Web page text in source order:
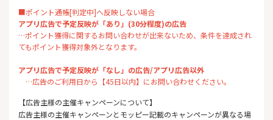
■ポイント通帳[判定中]へ反映しない場合
アプリ広告で予定反映が「あり」(30分程度)の広告
…ポイント獲得に関するお問い合わせが出来ないため、条件を達成され
てもポイント獲得対象外となります。
アプリ広告で予定反映が「なし」の広告/アプリ広告以外
…広告のご利用日から【45日以内】にお問い合わせください。
【広告主様の主催キャンペーンについて】
広告主様の主催キャンペーンとモッピー記載のキャンペーンが異なる場